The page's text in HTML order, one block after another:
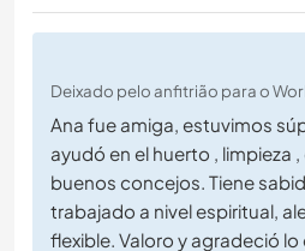
Deixado pelo anfitrião para o
Ana fue amiga, estuvimos
ayudó en el huerto , limpieza
buenos concejos. Tiene
trabajado a nivel espiritual,
flexible. Valoro y agradeció